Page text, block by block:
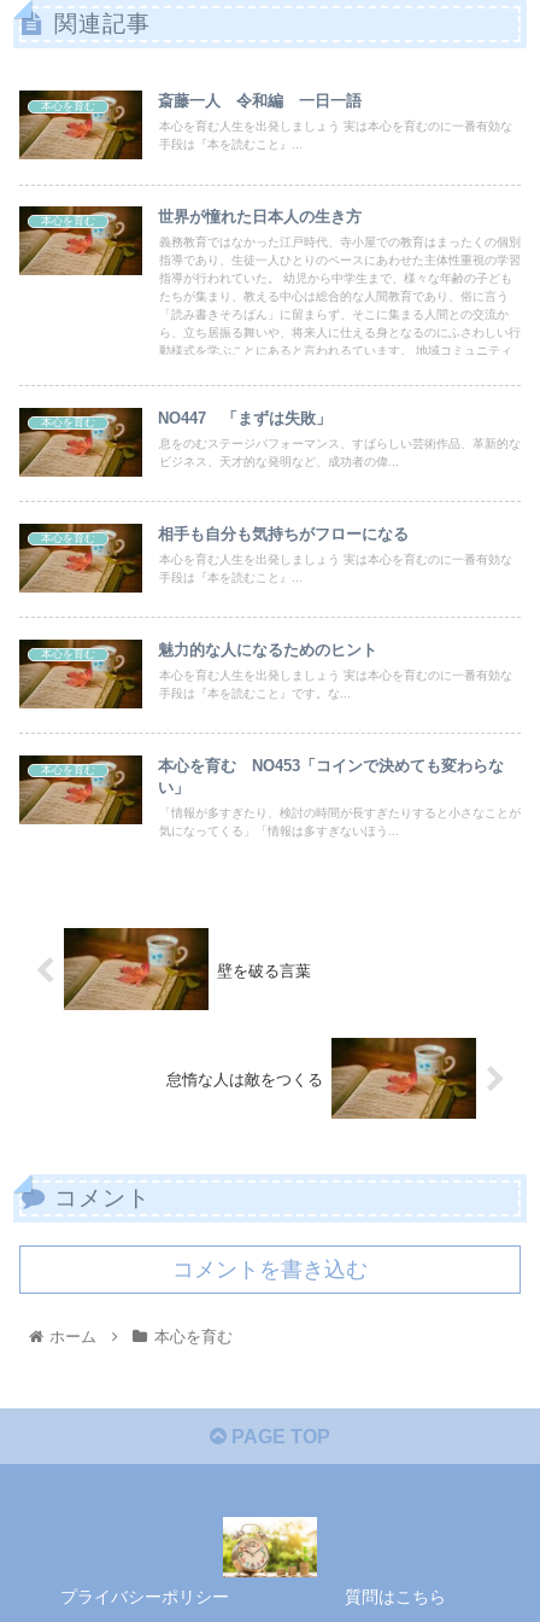
関連記事
本心を育む 斎藤一人 令和編 一日一語
本心を育む人生を出発しましょう 実は本心を育むのに一番有効な
手段は『本を読むこと』...
本心を育む 世界が憧れた日本人の生き方
義務教育ではなかった江戸時代、寺小屋での教育はまったくの個別
指導であり、生徒一人ひとりのペースにあわせた主体性重視の学習
指導が行われていた。 幼児から中学生まで、様々な年齢の子ども
たちが集まり、教える中心は総合的な人間教育であり、俗に言う
「読み書きそろばん」に留まらず、そこに集まる人間との交流か
ら、立ち居振る舞いや、将来人に仕える身となるのにふさわしい行
動様式を学ぶことにあると言われるています。 地域コミュニティ
本心を育む NO447 「まずは失敗」
息をのむステージパフォーマンス、すばらしい芸術作品、革新的な
ビジネス、天才的な発明など、成功者の偉...
本心を育む 相手も自分も気持ちがフローになる
本心を育む人生を出発しましょう 実は本心を育むのに一番有効な
手段は『本を読むこと』...
本心を育む 魅力的な人になるためのヒント
本心を育む人生を出発しましょう 実は本心を育むのに一番有効な
手段は『本を読むこと』です。な...
本心を育む
本心を育む NO453「コインで決めても変わらな
い」
「情報が多すぎたり、検討の時間が長すぎたりすると小さなことが
気になってくる」「情報は多すぎないほう...
壁を破る言葉
怠惰な人は敵をつくる
コメント
コメントを書き込む
ホーム 本心を育む
PAGE TOP
プライバシーポリシー
質問はこちら